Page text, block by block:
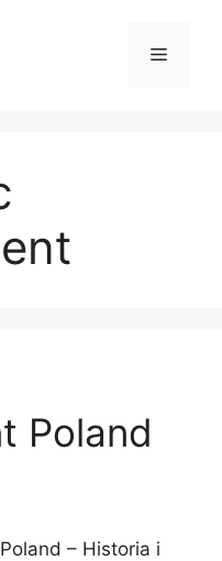
Menu
Poland
– Historia i